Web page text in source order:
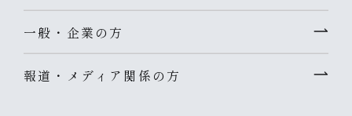
一般・企業の方
報道・メディア関係の方